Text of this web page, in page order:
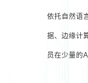
依托自然语
据、边缘计
员在少量的